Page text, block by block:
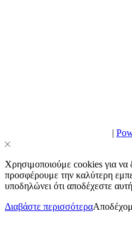
|
Χρησιμοποιούμε cookies για να
προσφέρουμε την καλύτερη
υποδηλώνει ότι αποδέχεστε
Διαβάστε περισσότερα